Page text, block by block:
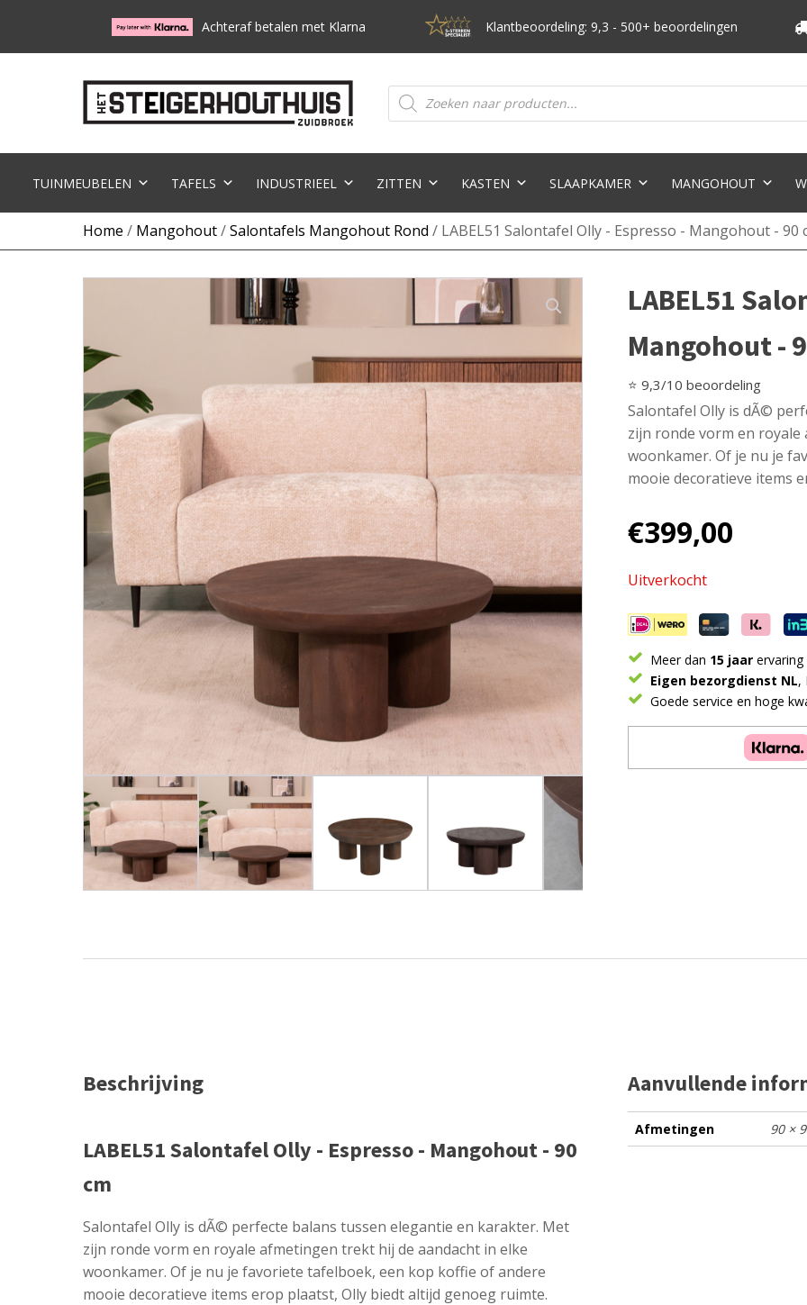
Achteraf betalen met Klarna Klantbeoordeling: 9,3 - 500+ beoordelingen
Producten
zoeken
TUINMEUBELEN TAFELS INDUSTRIEEL ZITTEN KASTEN SLAAPKAMER MANGOHOUT
Home / Mangohout/Salontafels Mangohout Rond / LABEL51 Salontafel Olly - Espresso - Mangohout - 90
LABEL51
Mangohout -
⭐ 9,3/10 beoordeling
Salontafel Olly is dÃ©
zijn ronde vorm en
woonkamer. Of je nu je
mooie decoratieve items
€399,00
Uitverkocht
Meer dan 15 jaar ervaring
Eigen bezorgdienst NL,
Goede service en hoge
Beschrijving
LABEL51 Salontafel Olly - Espresso - Mangohout - 90
cm
Salontafel Olly is dÃ© perfecte balans tussen elegantie en karakter. Met
zijn ronde vorm en royale afmetingen trekt hij de aandacht in elke
woonkamer. Of je nu je favoriete tafelboek, een kop koffie of andere
mooie decoratieve items erop plaatst, Olly biedt altijd genoeg ruimte.
Aanvullende
Afmetingen 90 ×